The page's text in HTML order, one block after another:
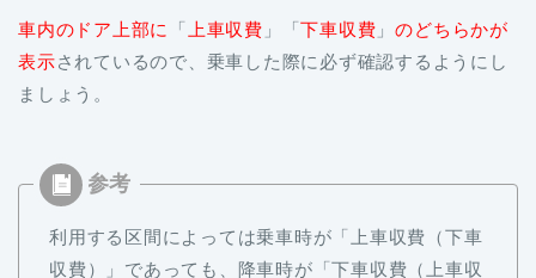
車内のドア上部に 「 上車収費 」「下車収費 」のどちらかが
表示されているので、乗車した際に必ず確認するようにし
ましょう。
利用する区間によっては乗車時が「上車収費（下車
収費）」であっても、降車時が「下車収費（上車収